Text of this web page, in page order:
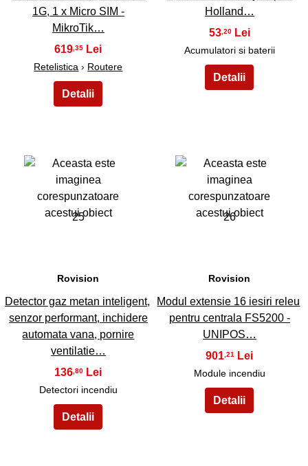
1G, 1 x Micro SIM -
MikroTik…
619 ,35
Retelistica › Routere
Holland…
53 ,20
Acumulatori si baterii
25
Rovision
Detector gaz metan inteligent,
senzor performant, inchidere
automata vana, pornire
ventilatie…
136 ,80
Detectori incendiu
26
Rovision
Modul extensie 16 iesiri releu
pentru centrala FS5200 -
UNIPOS…
901 ,21
Module incendiu